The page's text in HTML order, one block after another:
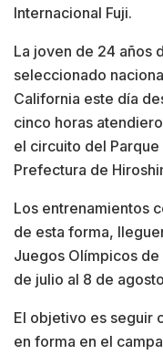
Internacional Fuji.
La joven de 24 años
seleccionado
California este día
cinco horas
el circuito del Parque
Prefectura de
Los entrenamientos
de esta forma,
Juegos Olímpicos
de julio al 8 de
El objetivo es seguir
en forma en el